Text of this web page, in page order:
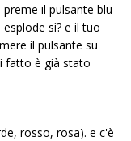
il pulsante blu
sì? e il tuo
il pulsante su
fatto è già stato
rosso, rosa). e c'è